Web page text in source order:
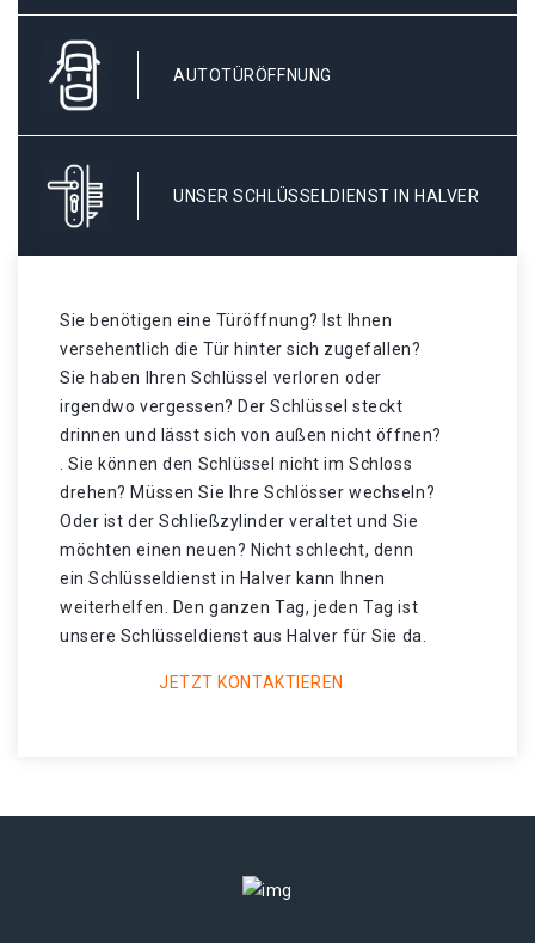
AUTOTÜRÖFFNUNG
UNSER SCHLÜSSELDIENST IN HALVER
Sie benötigen eine Türöffnung? Ist Ihnen
versehentlich die Tür hinter sich zugefallen?
Sie haben Ihren Schlüssel verloren oder
irgendwo vergessen? Der Schlüssel steckt
drinnen und lässt sich von außen nicht öffnen?
. Sie können den Schlüssel nicht im Schloss
drehen? Müssen Sie Ihre Schlösser wechseln?
Oder ist der Schließzylinder veraltet und Sie
möchten einen neuen? Nicht schlecht, denn
ein Schlüsseldienst in Halver kann Ihnen
weiterhelfen. Den ganzen Tag, jeden Tag ist
unsere Schlüsseldienst aus Halver für Sie da.
JETZT KONTAKTIEREN